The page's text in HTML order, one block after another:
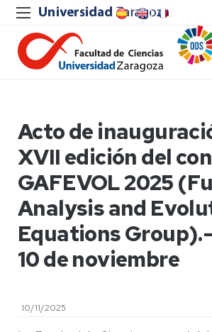
Acto de
XVII edición del
GAFEVOL 2025
Analysis and
Equations
10 de noviembre
10/11/2025